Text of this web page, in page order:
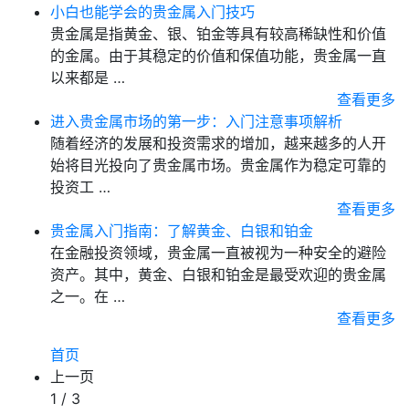
小白也能学会的贵金属入门技巧
贵金属是指黄金、银、铂金等具有较高稀缺性和价值
的金属。由于其稳定的价值和保值功能，贵金属一直
以来都是 …
查看更多
进入贵金属市场的第一步：入门注意事项解析
随着经济的发展和投资需求的增加，越来越多的人开
始将目光投向了贵金属市场。贵金属作为稳定可靠的
投资工 …
查看更多
​贵金属入门指南：了解黄金、白银和铂金
在金融投资领域，贵金属一直被视为一种安全的避险
资产。其中，黄金、白银和铂金是最受欢迎的贵金属
之一。在 …
查看更多
首页
上一页
1 / 3